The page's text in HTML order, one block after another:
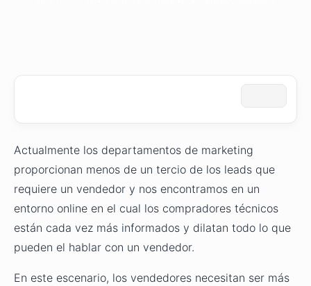
Actualmente los departamentos de marketing
proporcionan menos de un tercio de los leads que
requiere un vendedor y nos encontramos en un
entorno online en el cual los compradores técnicos
están cada vez más informados y dilatan todo lo que
pueden el hablar con un vendedor.
En este escenario, los vendedores necesitan ser más